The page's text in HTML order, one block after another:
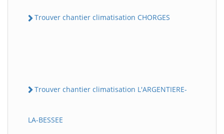
Trouver chantier climatisation CHORGES
Trouver chantier climatisation L'ARGENTIERE-
LA-BESSEE